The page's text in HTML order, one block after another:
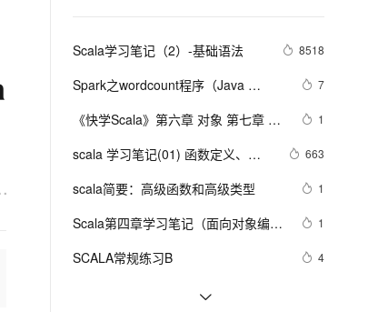
Scala学习笔记（2）-基础语法 8518
Spark之wordcount程序（Java
7
《快学Scala》第六章 对象 第七章 包
1
scala 学习笔记(01) 函数定义、分
663
scala简要：高级函数和高级类型 1
Scala第四章学习笔记（面向对象编
1
SCALA常规练习B 4
大数据Scala系列之特质
Qwen3-TTS-Flash
Cosyvoice-V3-Flash
高表现力语音合成大模型，语音克隆听感自然
稳定、安全、高性价比、高性能的云存储服务
国内短信简单易用，安全可靠，秒级触达，全球覆盖200+国家和地区。
Open Search 向量检索版支
持视频检索 Pipeline 功能
应用身份服务 (IDaaS)
供自动弹性内存功能
Milvus 弹性伸缩功能新增节
Agent 数据网关
Pro
V4-Pro
以可视化方式快速构建移动和 PC 门户网站
一键部署幻兽帕鲁游戏服务器 HOT
一键购买专属联机服务器，轻松开启游戏
漫剧工坊：一站式动画创作平台
高效部署网站，快速应用到小程序
一键激活电商全链路生产力
地极速上线
飞天发布时刻
所见，即是所愿
AI 实训营
创新加速
上云场景组合购
精选AI产品，从模型到应用全链提效
益加速 OPC 成功
代维服务
安全
VPN
Cloud ISV 合作
更多支持
合作伙伴培训与认证
查询合作伙伴
登录合作伙伴管理后台
我要反馈
我要建议
我要投诉